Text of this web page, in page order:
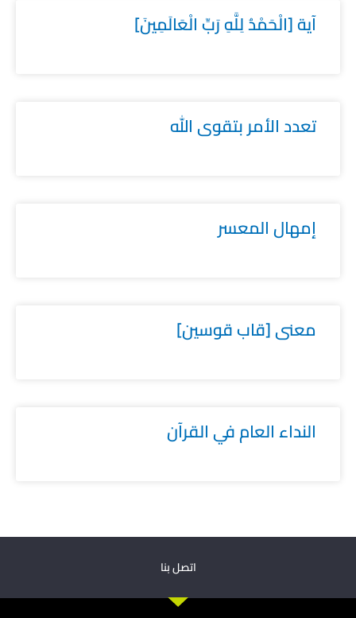
آية [الْحَمْدُ لِلَّهِ رَبِّ الْعَالَمِينَ]
تعدد الأمر بتقوى الله
إمهال المعسر
معنى [قاب قوسين]
النداء العام في القرآن
اتصل بنا